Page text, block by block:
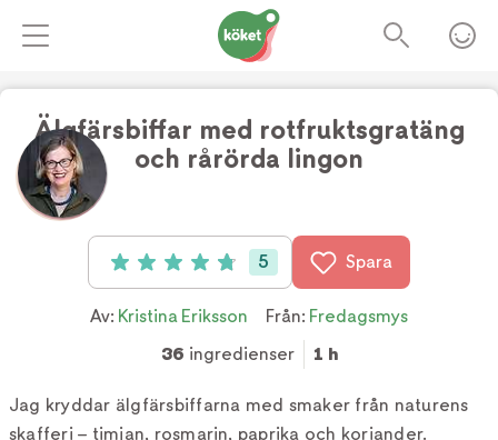
Älgfärsbiffar med rotfruktsgratäng
och rårörda lingon
Betyg: 4.8 av 5 (5 röster)
5 Spara
Av: Kristina Eriksson Från: Fredagsmys
36 ingredienser 1 h
Jag kryddar älgfärsbiffarna med smaker från naturens
skafferi – timjan, rosmarin, paprika och koriander.